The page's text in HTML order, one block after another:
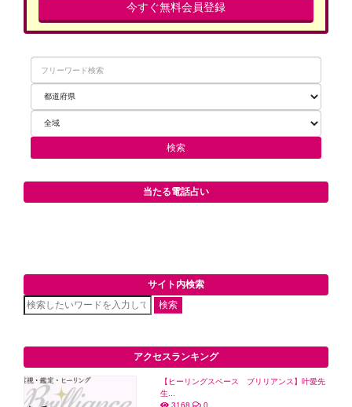
今すぐ無料会員登録
当たる電話占い
サイト内検索
検索
アクセスランキング
【ヒーリングスペース ブリリアンス】叶愛先
生...
3168
0